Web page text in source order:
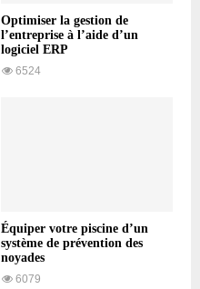
Optimiser la gestion de
l’entreprise à l’aide d’un
logiciel ERP
6524
Équiper votre piscine d’un
système de prévention des
noyades
6079